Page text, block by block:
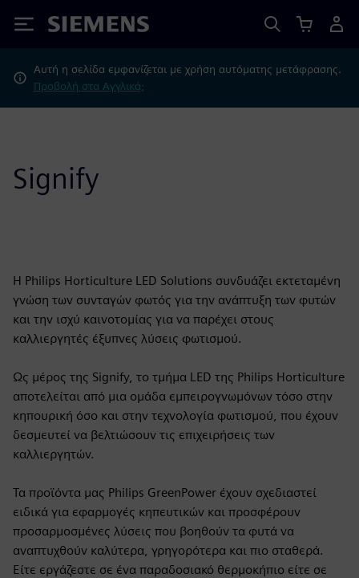
Siemens
Αυτή η σελίδα εμφανίζεται με χρήση αυτόματης μετάφρασης.
Προβολή στα Αγγλικά;
Signify
Η Philips Horticulture LED Solutions συνδυάζει εκτεταμένη
γνώση των συνταγών φωτός για την ανάπτυξη των φυτών
και την ισχύ καινοτομίας για να παρέχει στους
καλλιεργητές έξυπνες λύσεις φωτισμού.
Ως μέρος της Signify, το τμήμα LED της Philips Horticulture
αποτελείται από μια ομάδα εμπειρογνωμόνων τόσο στην
κηπουρική όσο και στην τεχνολογία φωτισμού, που έχουν
δεσμευτεί να βελτιώσουν τις επιχειρήσεις των
καλλιεργητών.
Τα προϊόντα μας Philips GreenPower έχουν σχεδιαστεί
ειδικά για εφαρμογές κηπευτικών και προσφέρουν
προσαρμοσμένες λύσεις που βοηθούν τα φυτά να
αναπτυχθούν καλύτερα, γρηγορότερα και πιο σταθερά.
Είτε εργάζεστε σε ένα παραδοσιακό θερμοκήπιο είτε σε